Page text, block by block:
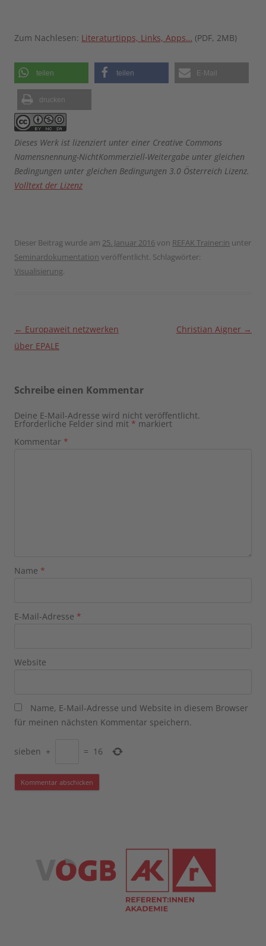
Zum Nachlesen: Literaturtipps, Links, Apps… (PDF, 2MB)
teilen teilen E-Mail
drucken
Dieses Werk ist lizenziert unter einer Creative Commons
Namensnennung-NichtKommerziell-Weitergabe unter gleichen
Bedingungen unter gleichen Bedingungen 3.0 Österreich Lizenz.
Volltext der Lizenz
Dieser Beitrag wurde am 25. Januar 2016von REFAK Trainer:in unter
Seminardokumentation veröffentlicht. Schlagwörter:
Visualisierung.
Beitragsnavigation
← Europaweit netzwerken
über EPALE
Christian Aigner →
Schreibe einen Kommentar
Deine E-Mail-Adresse wird nicht veröffentlicht.
Erforderliche Felder sind mit * markiert
Kommentar *
Name *
E-Mail-Adresse *
Website
Name, E-Mail-Adresse und Website in diesem Browser
für meinen nächsten Kommentar speichern.
sieben + = 16